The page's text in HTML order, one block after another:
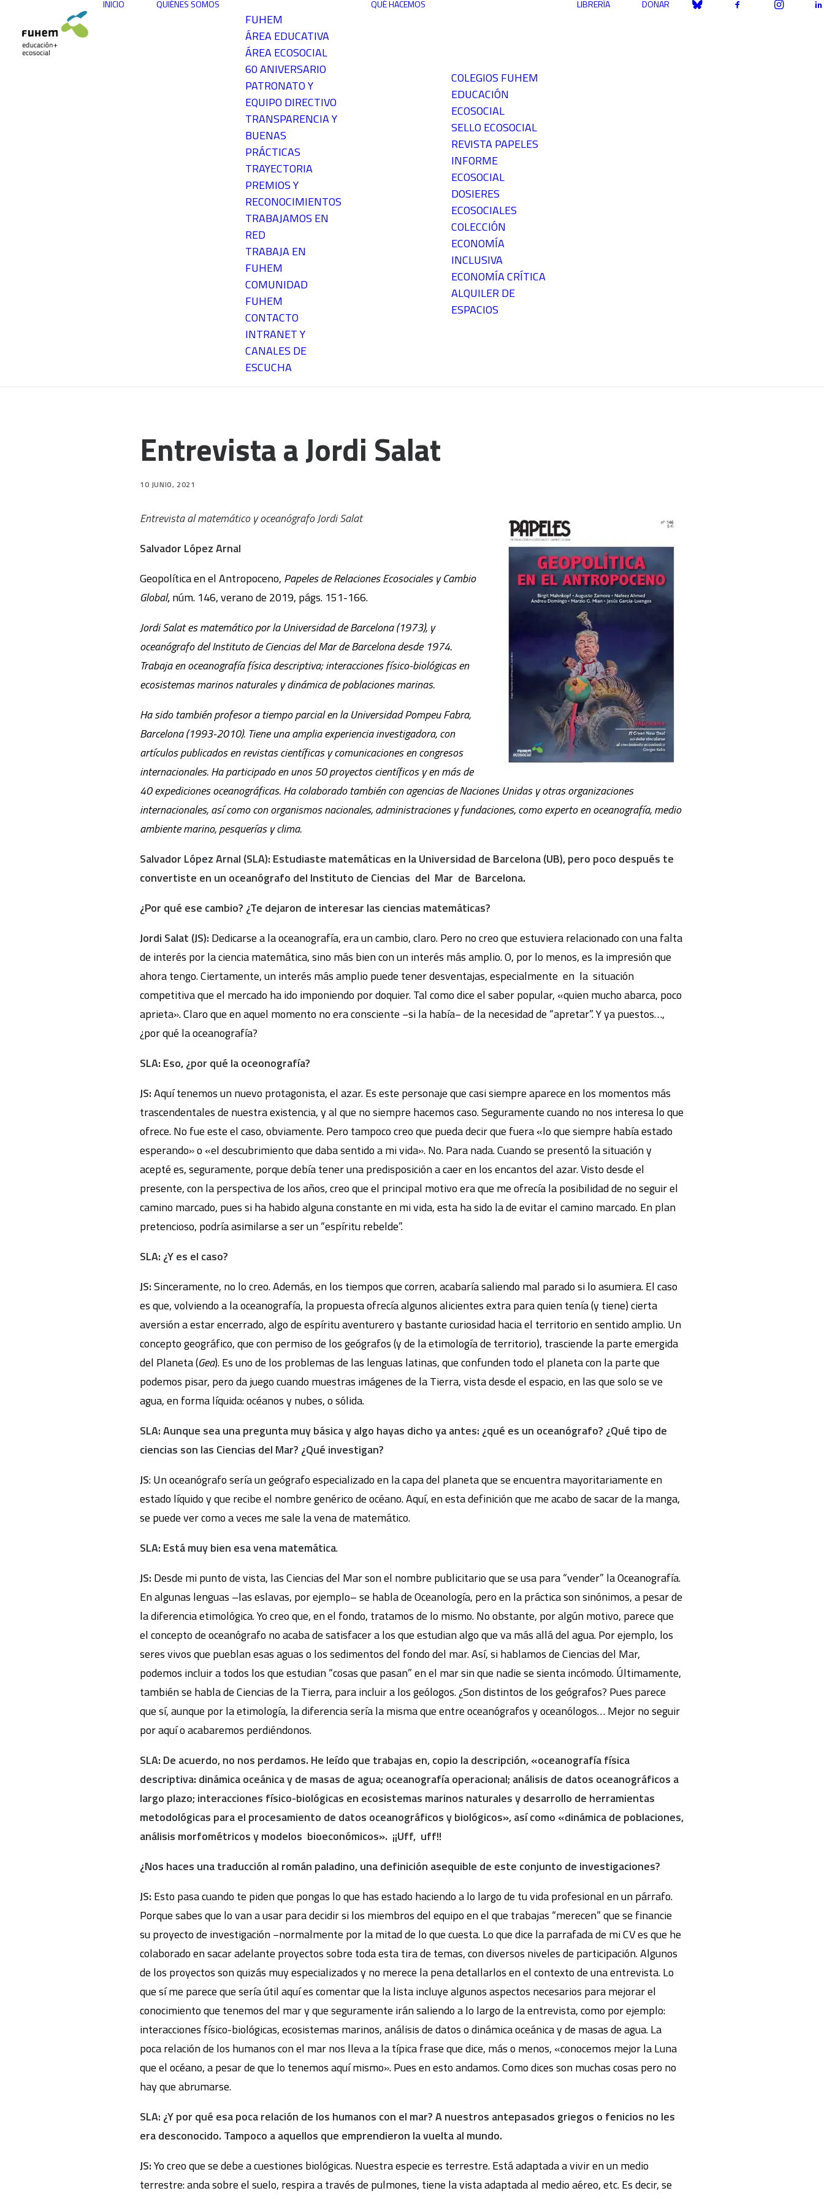
INICIO QUIÉNES SOMOS
FUHEM
ÁREA EDUCATIVA
ÁREA ECOSOCIAL
60 ANIVERSARIO
PATRONATO Y
EQUIPO DIRECTIVO
TRANSPARENCIA Y
BUENAS
PRÁCTICAS
TRAYECTORIA
PREMIOS Y
RECONOCIMIENTOS
TRABAJAMOS EN
RED
TRABAJA EN
FUHEM
COMUNIDAD
FUHEM
CONTACTO
INTRANET Y
CANALES DE
ESCUCHA
QUÉ HACEMOS
COLEGIOS FUHEM
EDUCACIÓN
ECOSOCIAL
SELLO ECOSOCIAL
REVISTA PAPELES
INFORME
ECOSOCIAL
DOSIERES
ECOSOCIALES
COLECCIÓN
ECONOMÍA
INCLUSIVA
ECONOMÍA CRÍTICA
ALQUILER DE
ESPACIOS
LIBRERÍA DONAR
Entrevista a Jordi Salat
10 JUNIO, 2021
Entrevista al matemático y oceanógrafo Jordi Salat
Salvador López Arnal
Geopolítica en el Antropoceno, Papeles de Relaciones Ecosociales y Cambio
Global,núm. 146, verano de 2019, págs. 151-166.
JordiSalat esmatemáticopor la Universidad de Barcelona (1973), y
oceanógrafo del Instituto de Ciencias del Mar de Barcelona desde 1974.
Trabaja en oceanografía física descriptiva; interacciones físico-biológicas en
ecosistemas marinos naturales y dinámica de poblaciones marinas.
Ha sido también profesor a tiempo parcial en la Universidad Pompeu Fabra,
Barcelona (1993-2010). Tiene una amplia experiencia investigadora, con
artículos publicados en revistas científicas y comunicaciones en congresos
internacionales. Ha participado en unos 50 proyectos científicos y en más de
40 expediciones oceanográficas. Ha colaborado también con agencias de Naciones Unidas y otras organizaciones
internacionales, así como con organismos nacionales, administraciones y fundaciones, como experto en oceanografía, medio
ambiente marino, pesquerías y clima.
Salvador López Arnal (SLA): Estudiaste matemáticas en la Universidad de Barcelona (UB), pero poco después te
convertiste en un oceanógrafo del Instituto de Ciencias del Mar de Barcelona.
¿Por qué ese cambio? ¿Te dejaron de interesar las ciencias matemáticas?
Jordi Salat (JS): Dedicarse a la oceanografía, era un cambio, claro. Pero no creo que estuviera relacionado con una falta
de interés por la ciencia matemática, sino más bien con un interés más amplio. O, por lo menos, es la impresión que
ahora tengo. Ciertamente, un interés más amplio puede tener desventajas, especialmente en la situación
competitiva que el mercado ha ido imponiendo por doquier. Tal como dice el saber popular, «quien mucho abarca, poco
aprieta». Claro que en aquel momento no era consciente −si la había− de la necesidad de “apretar”. Y ya puestos…,
¿por qué la oceanografía?
SLA: Eso, ¿por qué la oceonografía?
JS:Aquí tenemos un nuevo protagonista, el azar. Es este personaje que casi siempre aparece en los momentos más
trascendentales de nuestra existencia, y al que no siempre hacemos caso. Seguramente cuando no nos interesa lo que
ofrece. No fue este el caso, obviamente. Pero tampoco creo que pueda decir que fuera «lo que siempre había estado
esperando» o «el descubrimiento que daba sentido a mi vida». No. Para nada. Cuando se presentó la situación y
acepté es, seguramente, porque debía tener una predisposición a caer en los encantos del azar. Visto desde el
presente, con la perspectiva de los años, creo que el principal motivo era que me ofrecía la posibilidad de no seguir el
camino marcado, pues si ha habido alguna constante en mi vida, esta ha sido la de evitar el camino marcado. En plan
pretencioso, podría asimilarse a ser un “espíritu rebelde”.
SLA: ¿Y es el caso?
JS:Sinceramente, no lo creo. Además, en los tiempos que corren, acabaría saliendo mal parado si lo asumiera. El caso
es que, volviendo a la oceanografía, la propuesta ofrecía algunos alicientes extra para quien tenía (y tiene) cierta
aversión a estar encerrado, algo de espíritu aventurero y bastante curiosidad hacia el territorio en sentido amplio. Un
concepto geográfico, que con permiso de los geógrafos (y de la etimología de territorio), trasciende la parte emergida
del Planeta (Gea). Es uno de los problemas de las lenguas latinas, que confunden todo el planeta con la parte que
podemos pisar, pero da juego cuando muestras imágenes de la Tierra, vista desde el espacio, en las que solo se ve
agua, en forma líquida: océanos y nubes, o sólida.
SLA: Aunque sea una pregunta muy básica y algo hayas dicho ya antes: ¿qué es un oceanógrafo? ¿Qué tipo de
ciencias son las Ciencias del Mar? ¿Qué investigan?
JS: Un oceanógrafo sería un geógrafo especializado en la capa del planeta que se encuentra mayoritariamente en
estado líquido y que recibe el nombre genérico de océano. Aquí, en esta definición que me acabo de sacar de la manga,
se puede ver como a veces me sale la vena de matemático.
SLA: Está muy bien esa vena matemática.
JS: Desde mi punto de vista, las Ciencias del Mar son el nombre publicitario que se usa para “vender” la Oceanografía.
En algunas lenguas –las eslavas, por ejemplo– se habla de Oceanología, pero en la práctica son sinónimos, a pesar de
la diferencia etimológica. Yo creo que, en el fondo, tratamos de lo mismo. No obstante, por algún motivo, parece que
el concepto de oceanógrafo no acaba de satisfacer a los que estudian algo que va más allá del agua. Por ejemplo, los
seres vivos que pueblan esas aguas o los sedimentos del fondo del mar. Así, si hablamos de Ciencias del Mar,
podemos incluir a todos los que estudian “cosas que pasan” en el mar sin que nadie se sienta incómodo. Últimamente,
también se habla de Ciencias de la Tierra, para incluir a los geólogos. ¿Son distintos de los geógrafos? Pues parece
que sí, aunque por la etimología, la diferencia sería la misma que entre oceanógrafos y oceanólogos… Mejor no seguir
por aquí o acabaremos perdiéndonos.
SLA: De acuerdo, no nos perdamos. He leído que trabajas en, copio la descripción, «oceanografía física
descriptiva: dinámica oceánica y de masas de agua; oceanografía operacional; análisis de datos oceanográficos a
largo plazo; interacciones físico-biológicas en ecosistemas marinos naturales y desarrollo de herramientas
metodológicas para el procesamiento de datos oceanográficos y biológicos», así como «dinámica de poblaciones,
análisis morfométricos y modelos bioeconómicos». ¡¡Uff, uff!!
¿Nos haces una traducción al román paladino, una definición asequible de este conjunto de investigaciones?
JS: Esto pasa cuando te piden que pongas lo que has estado haciendo a lo largo de tu vida profesional en un párrafo.
Porque sabes que lo van a usar para decidir si los miembros del equipo en el que trabajas “merecen” que se financie
su proyecto de investigación −normalmente por la mitad de lo que cuesta. Lo que dice la parrafada de mi CV es que he
colaborado en sacar adelante proyectos sobre toda esta tira de temas, con diversos niveles de participación. Algunos
de los proyectos son quizás muy especializados y no merece la pena detallarlos en el contexto de una entrevista. Lo
que sí me parece que sería útil aquí es comentar que la lista incluye algunos aspectos necesarios para mejorar el
conocimiento que tenemos del mar y que seguramente irán saliendo a lo largo de la entrevista, como por ejemplo:
interacciones físico-biológicas, ecosistemas marinos, análisis de datos o dinámica oceánica y de masas de agua. La
poca relación de los humanos con el mar nos lleva a la típica frase que dice, más o menos, «conocemos mejor la Luna
que el océano, a pesar de que lo tenemos aquí mismo». Pues en esto andamos. Como dices son muchas cosas pero no
hay que abrumarse.
SLA: ¿Y por qué esa poca relación de los humanos con el mar? A nuestros antepasados griegos o fenicios no les
era desconocido. Tampoco a aquellos que emprendieron la vuelta al mundo.
JS:Yo creo que se debe a cuestiones biológicas. Nuestra especie es terrestre. Está adaptada a vivir en un medio
terrestre: anda sobre el suelo, respira a través de pulmones, tiene la vista adaptada al medio aéreo, etc. Es decir, se